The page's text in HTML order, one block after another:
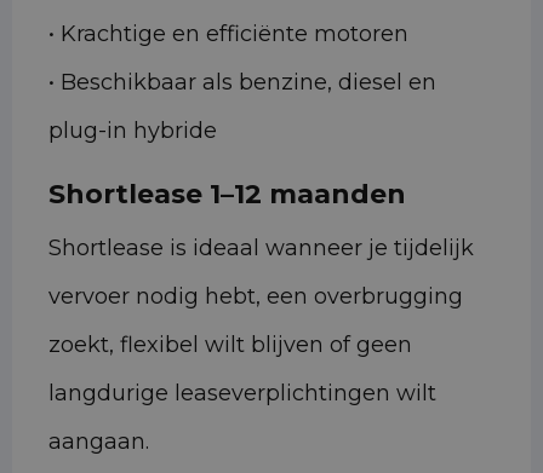
• Krachtige en efficiënte motoren
• Beschikbaar als benzine, diesel en
plug-in hybride
Shortlease 1–12 maanden
Shortlease is ideaal wanneer je tijdelijk
vervoer nodig hebt, een overbrugging
zoekt, flexibel wilt blijven of geen
langdurige leaseverplichtingen wilt
aangaan.